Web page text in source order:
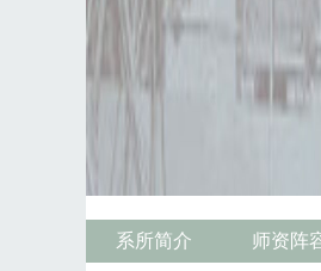
系所简介 师资阵